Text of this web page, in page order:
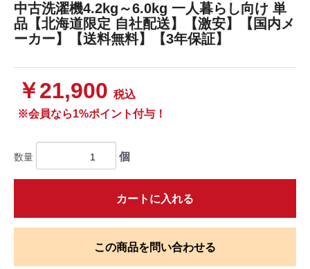
中古洗濯機4.2kg～6.0kg 一人暮らし向け 単
品【北海道限定 自社配送】【激安】【国内メ
ーカー】【送料無料】【3年保証】
￥21,900 税込
※会員なら1%ポイント付与！
数量 個
カートに入れる
この商品を問い合わせる